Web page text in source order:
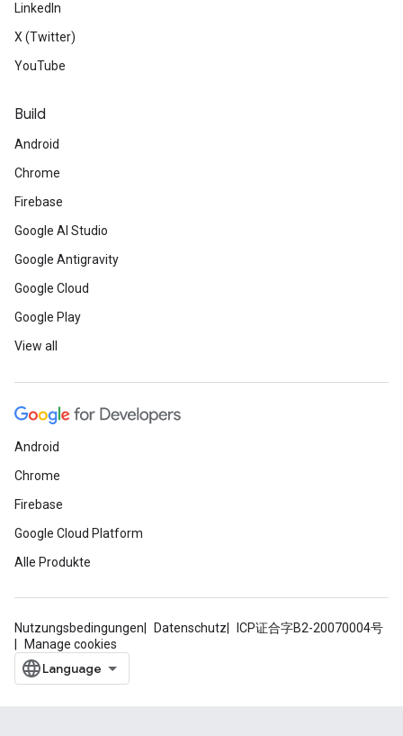
LinkedIn
X (Twitter)
YouTube
Build
Android
Chrome
Firebase
Google AI Studio
Google Antigravity
Google Cloud
Google Play
View all
Android
Chrome
Firebase
Google Cloud Platform
Alle Produkte
Nutzungsbedingungen Datenschutz
ICP证合字B2-20070004号
Manage cookies